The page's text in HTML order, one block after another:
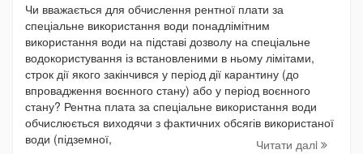
Чи вважається для обчислення рентної плати за
спеціальне використання води понадлімітним
використання води на підставі дозволу на спеціальне
водокористування із встановленими в ньому лімітами,
строк дії якого закінчився у період дії карантину (до
впровадження воєнного стану) або у період воєнного
стану? Рентна плата за спеціальне використання води
обчислюється виходячи з фактичних обсягів використаної
води (підземної,
Читати далi